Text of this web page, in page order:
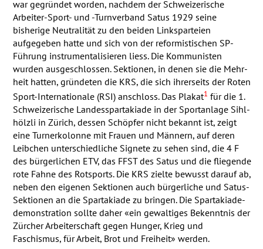
war gegründet worden, nachdem der Schweizerische
Arbeiter-Sport- und -Turnverband Satus 1929 seine
bisherige Neutralität zu den beiden Linksparteien
aufgegeben hatte und sich von der reformistischen SP-
Führung instru­­men­­tali­­sieren liess. Die Kommunisten
wurden ausgeschlossen. Sektionen, in denen sie die Mehr­­
heit hatten, gründeten die KRS, die sich ihrerseits der Roten
Sport-Inter­­na­­tio­­nale (RSI) anschloss. Das Plakat1 für die 1.
Schwei­­zerische Landes­­spar­­ta­­kiade in der Sport­­anlage Sihl­­
hölzli in Zürich, dessen Schöpfer nicht bekannt ist, zeigt
eine Turner­­kolonne mit Frauen und Männern, auf deren
Leibchen unter­­schiedliche Signete zu sehen sind, die 4 F
des bürgerlichen ETV, das FFSTdes Satus und die fliegende
rote Fahne des Rotsports. Die KRS zielte bewusst darauf ab,
neben den eigenen Sektionen auch bürger­­liche und Satus-
Sektionen an die Spar­­takiade zu bringen. Die Spar­­ta­­kiade­­
demons­­tration sollte daher «ein gewaltiges Bekenntnis der
Zürcher Arbeiter­­schaft gegen Hunger, Krieg und
Faschismus, für Arbeit, Brot und Freiheit» werden.